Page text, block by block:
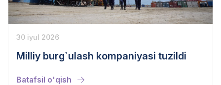
30 iyul 2026
Milliy burg`ulash kompaniyasi tuzildi
Batafsil o'qish